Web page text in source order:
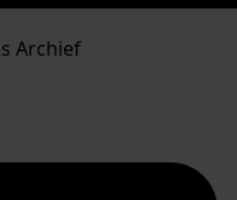
Archief